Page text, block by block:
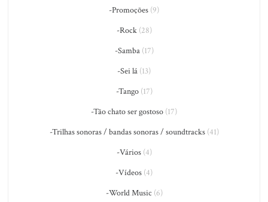
-Promoções (9)
-Rock(28)
-Samba(17)
-Sei lá (13)
-Tango(17)
-Tão chato ser gostoso (17)
-Trilhas sonoras / bandas sonoras / soundtracks(41)
-Vários(4)
-Vídeos (4)
-World Music (6)